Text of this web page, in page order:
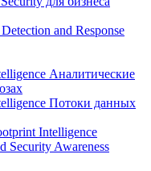
and Response
Аналитические
Потоки данных
Intelligence
Security Awareness